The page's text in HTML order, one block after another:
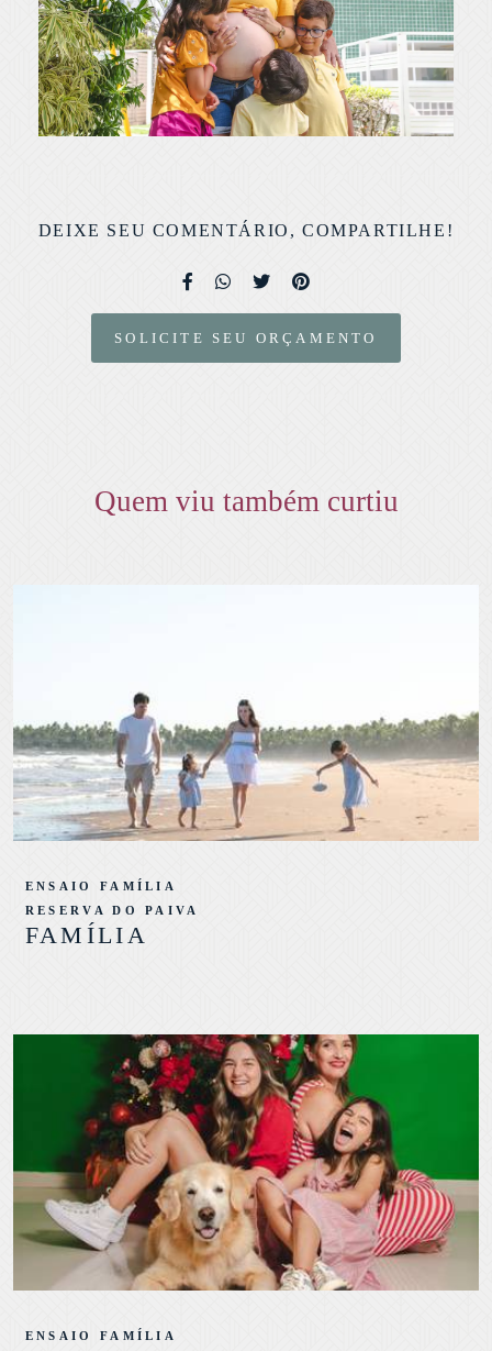
DEIXE SEU COMENTÁRIO, COMPARTILHE!
SOLICITE SEU ORÇAMENTO
Quem viu também curtiu
FAMÍLIA
ENSAIO FAMÍLIA
RESERVA DO PAIVA
ENSAIO FAMÍLIA